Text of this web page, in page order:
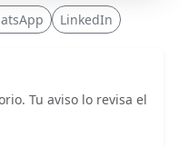
LinkedIn
Tu aviso lo revisa el